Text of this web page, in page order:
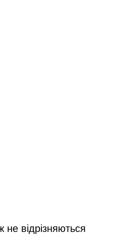
не відрізняються